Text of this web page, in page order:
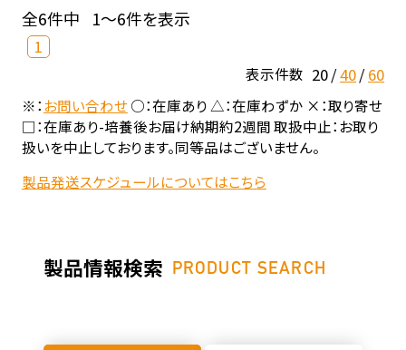
全6件中 1～6件を表示
1
表示件数 20 40 60
※：お問い合わせ○：在庫あり △：在庫わずか ×：取り寄せ
□：在庫あり-培養後お届け納期約2週間 取扱中止：お取り
扱いを中止しております。同等品はございません。
製品発送スケジュールについてはこちら
製品情報検索 PRODUCT SEARCH